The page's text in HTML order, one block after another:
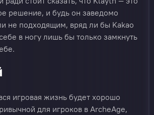
решение, и будь он заведомо
не подходящим, вряд ли бы Kakao
в ногу лишь бы только замкнуть
игровая жизнь будет хорошо
для игроков в ArcheAge,